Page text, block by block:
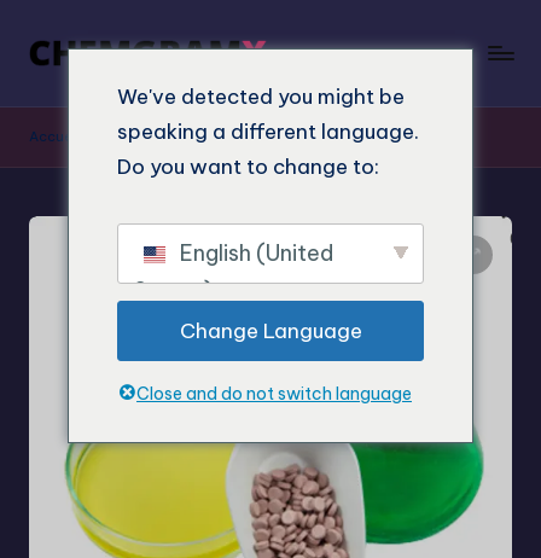
Accueil Boutique"Acheter 4-AcO-MET 20mg granulés
We've detected you might be
speaking a different language.
Do you want to change to:
English (United
States)
Change Language
Close and do not switch language